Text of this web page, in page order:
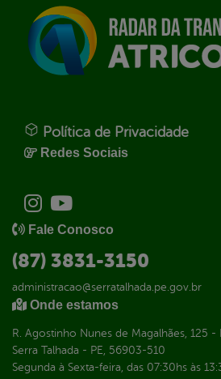
Política de Privacidade
Redes Sociais
Fale Conosco
(87) 3831-3150
administracao@serratalhada.pe.gov.br
Onde estamos
R. Agostinho Nunes de Magalhães, 125 -
Serra Talhada - PE, 56903-510
Segunda à Sexta-feira, das 07:30hs às